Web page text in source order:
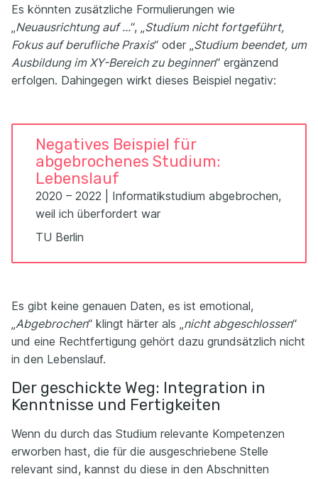
Es könnten zusätzliche Formulierungen wie
„Neuausrichtung auf ...“, „Studium nicht fortgeführt,
Fokus auf berufliche Praxis“ oder „Studium beendet, um
Ausbildung im XY-Bereich zu beginnen“ ergänzend
erfolgen. Dahingegen wirkt dieses Beispiel negativ:
Negatives Beispiel für
abgebrochenes Studium:
Lebenslauf
2020 – 2022 | Informatikstudium abgebrochen,
weil ich überfordert war
TU Berlin
Es gibt keine genauen Daten, es ist emotional,
„Abgebrochen“ klingt härter als „nicht abgeschlossen“
und eine Rechtfertigung gehört dazu grundsätzlich nicht
in den Lebenslauf.
Der geschickte Weg: Integration in
Kenntnisse und Fertigkeiten
Wenn du durch das Studium relevante Kompetenzen
erworben hast, die für die ausgeschriebene Stelle
relevant sind, kannst du diese in den Abschnitten